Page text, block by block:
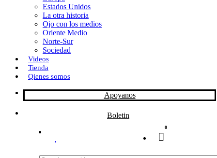
Estados Unidos
La otra historia
Ojo con los medios
Oriente Medio
Norte-Sur
Sociedad
Videos
Tienda
Qienes somos
Apoyanos
Boletin
0